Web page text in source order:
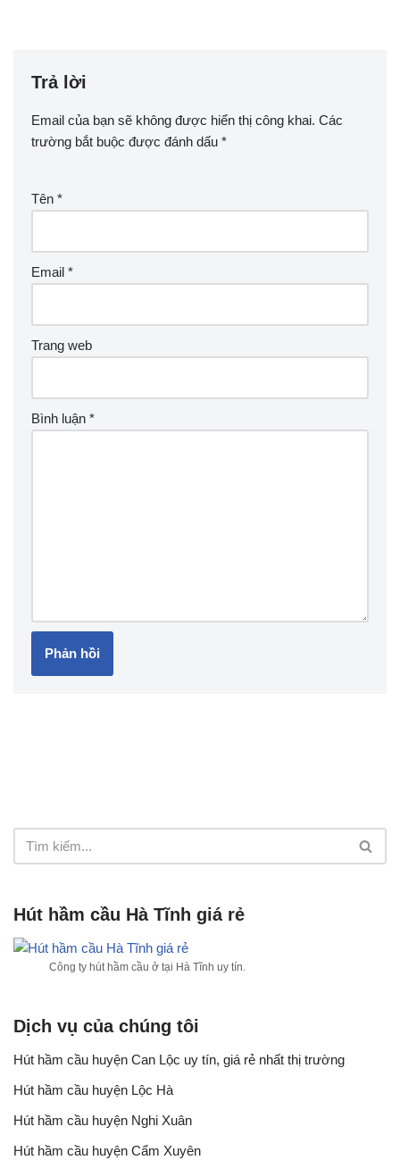
Trả lời
Email của bạn sẽ không được hiển thị công khai. Các
trường bắt buộc được đánh dấu *
Tên *
Email *
Trang web
Bình luận *
Hút hầm cầu Hà Tĩnh giá rẻ
Công ty hút hầm cầu ở tại Hà Tĩnh uy tín.
Dịch vụ của chúng tôi
Hút hầm cầu huyện Can Lộc uy tín, giá rẻ nhất thị trường
Hút hầm cầu huyện Lộc Hà
Hút hầm cầu huyện Nghi Xuân
Hút hầm cầu huyện Cẩm Xuyên